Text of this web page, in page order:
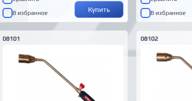
В избранное
Купить
В избранное
08101 08102